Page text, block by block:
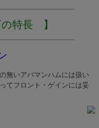
特長 】
無いアパマンハムには扱い
てフロント・ゲインには妥